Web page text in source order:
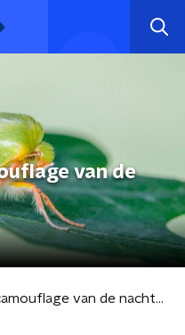
van de
Akoestische camouflage van de nachtvlinder